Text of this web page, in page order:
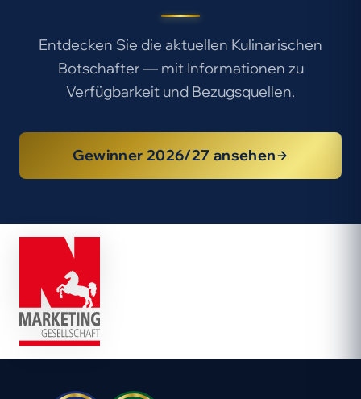
Entdecken Sie die aktuellen Kulinarischen
Botschafter — mit Informationen zu
Verfügbarkeit und Bezugsquellen.
Gewinner 2026/27 ansehen